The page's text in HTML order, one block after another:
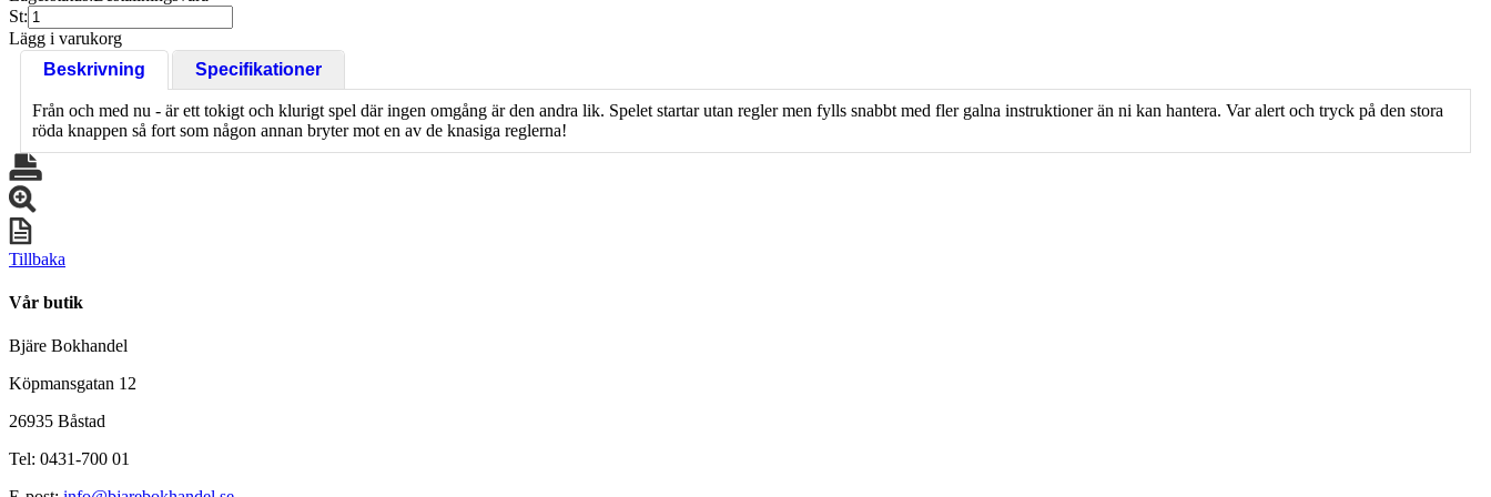
St:
Lägg i varukorg
Beskrivning
Specifikationer
Från och med nu - är ett tokigt och klurigt spel där ingen omgång är den andra lik. Spelet startar utan regler men fylls snabbt med fler galna instruktioner än ni kan hantera. Var alert och tryck på den stora
röda knappen så fort som någon annan bryter mot en av de knasiga reglerna!
Tillbaka
Vår butik
Bjäre Bokhandel
Köpmansgatan 12
26935 Båstad
Tel: 0431-700 01